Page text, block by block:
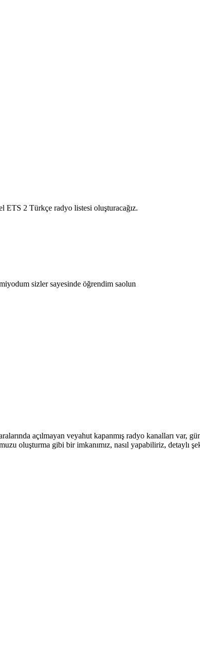
ETS 2 Türkçe radyo listesi oluşturacağız.
sizler sayesinde öğrendim saolun
açılmayan veyahut kapanmış radyo kanalları var,
oluşturma gibi bir imkanımız, nasıl yapabiliriz, detaylı